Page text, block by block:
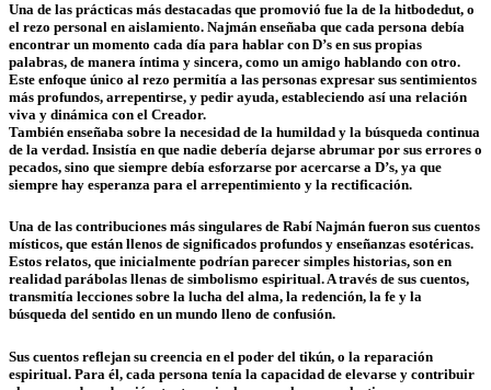
Una de las prácticas más destacadas que promovió fue la de la hitbodedut, o
el rezo personal en aislamiento. Najmán enseñaba que cada persona debía
encontrar un momento cada día para hablar con D’s en sus propias
palabras, de manera íntima y sincera, como un amigo hablando con otro.
Este enfoque único al rezo permitía a las personas expresar sus sentimientos
más profundos, arrepentirse, y pedir ayuda, estableciendo así una relación
viva y dinámica con el Creador.
También enseñaba sobre la necesidad de la humildad y la búsqueda continua
de la verdad. Insistía en que nadie debería dejarse abrumar por sus errores o
pecados, sino que siempre debía esforzarse por acercarse a D’s, ya que
siempre hay esperanza para el arrepentimiento y la rectificación.
Una de las contribuciones más singulares de Rabí Najmán fueron sus cuentos
místicos, que están llenos de significados profundos y enseñanzas esotéricas.
Estos relatos, que inicialmente podrían parecer simples historias, son en
realidad parábolas llenas de simbolismo espiritual. A través de sus cuentos,
transmitía lecciones sobre la lucha del alma, la redención, la fe y la
búsqueda del sentido en un mundo lleno de confusión.
Sus cuentos reflejan su creencia en el poder del tikún, o la reparación
espiritual. Para él, cada persona tenía la capacidad de elevarse y contribuir